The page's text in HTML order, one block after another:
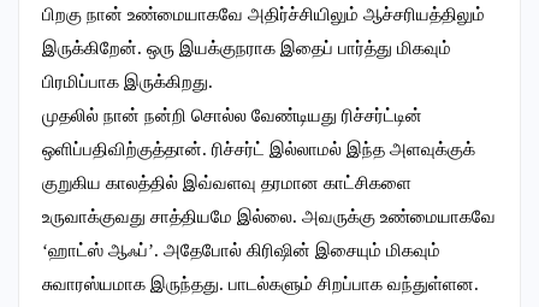
பிறகு நான் உண்மையாகவே அதிர்ச்சியிலும் ஆச்சரியத்திலும்
இருக்கிறேன். ஒரு இயக்குநராக இதைப் பார்த்து மிகவும்
பிரமிப்பாக இருக்கிறது.
முதலில் நான் நன்றி சொல்ல வேண்டியது ரிச்சர்ட்டின்
ஒளிப்பதிவிற்குத்தான். ரிச்சர்ட் இல்லாமல் இந்த அளவுக்குக்
குறுகிய காலத்தில் இவ்வளவு தரமான காட்சிகளை
உருவாக்குவது சாத்தியமே இல்லை. அவருக்கு உண்மையாகவே
‘ஹாட்ஸ் ஆஃப்’. அதேபோல் கிரிஷின் இசையும் மிகவும்
சுவாரஸ்யமாக இருந்தது. பாடல்களும் சிறப்பாக வந்துள்ளன.